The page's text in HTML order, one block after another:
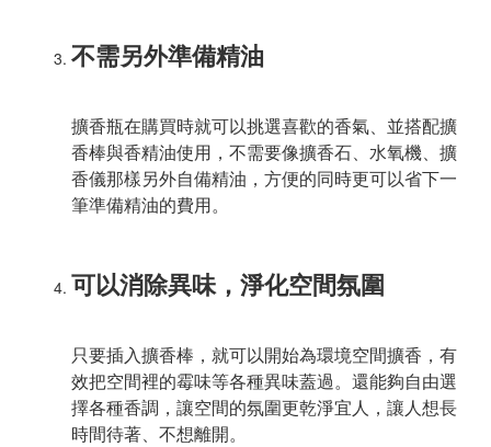
不需另外準備精油
擴香瓶在購買時就可以挑選喜歡的香氣、並搭配擴
香棒與香精油使用，不需要像擴香石、水氧機、擴
香儀那樣另外自備精油，方便的同時更可以省下一
筆準備精油的費用。
可以消除異味，淨化空間氛圍
只要插入擴香棒，就可以開始為環境空間擴香，有
效把空間裡的霉味等各種異味蓋過。還能夠自由選
擇各種香調，讓空間的氛圍更乾淨宜人，讓人想長
時間待著、不想離開。